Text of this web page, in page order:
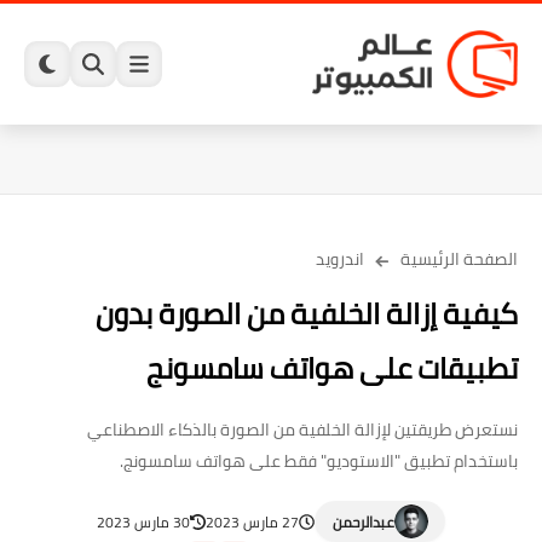
الصفحة الرئيسية اندرويد
كيفية إزالة الخلفية من الصورة بدون
تطبيقات على هواتف سامسونج
نستعرض طريقتين لإزالة الخلفية من الصورة بالذكاء الاصطناعي
باستخدام تطبيق "الاستوديو" فقط على هواتف سامسونج.
عبدالرحمن 27 مارس 2023
30 مارس 2023